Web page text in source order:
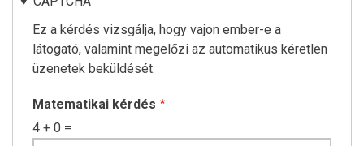
Ez a kérdés vizsgálja, hogy vajon ember-e a
látogató, valamint megelőzi az automatikus kéretlen
üzenetek beküldését.
Matematikai kérdés
4 + 0 =